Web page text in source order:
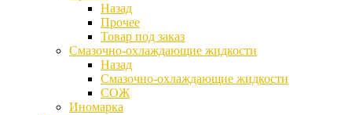
Назад
Прочее
Товар под заказ
Смазочно-охлаждающие жидкости
Назад
Смазочно-охлаждающие жидкости
СОЖ
Иномарка